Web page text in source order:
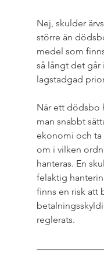
Nej, skulder
större än
medel som
så långt det
lagstadgad
När ett dödsbo
man snabbt
ekonomi och
om i vilken
hanteras. En
felaktig
finns en risk att
reglerats.